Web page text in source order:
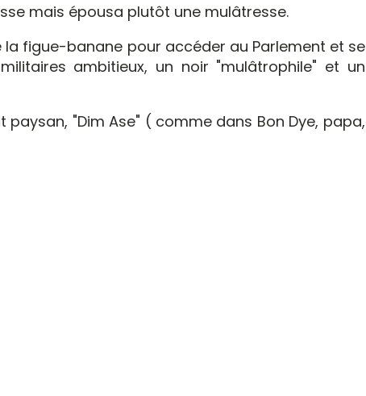
mais épousa plutôt une mulâtresse.
figue-banane pour accéder au Parlement et se
ambitieux, un noir "mulâtrophile" et un
"Dim Ase" ( comme dans Bon Dye, papa,